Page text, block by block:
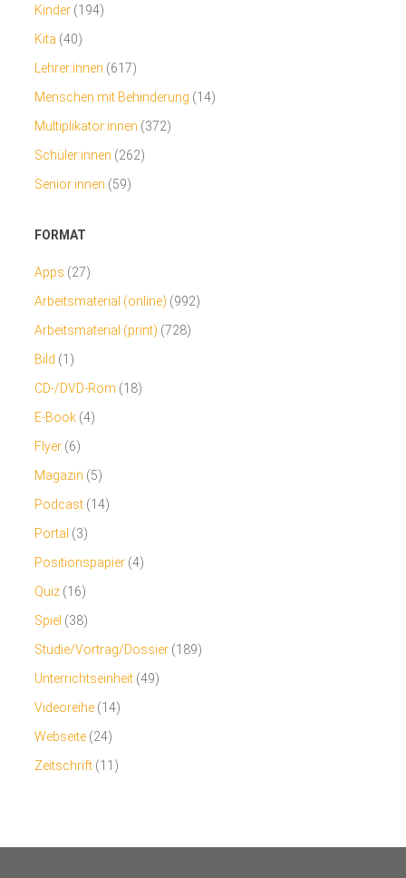
Kinder (194)
Kita (40)
Lehrer:innen (617)
Menschen mit Behinderung (14)
Multiplikator:innen (372)
Schüler:innen (262)
Senior:innen (59)
FORMAT
Apps (27)
Arbeitsmaterial (online) (992)
Arbeitsmaterial (print) (728)
Bild (1)
CD-/DVD-Rom (18)
E-Book (4)
Flyer (6)
Magazin (5)
Podcast (14)
Portal (3)
Positionspapier (4)
Quiz (16)
Spiel (38)
Studie/Vortrag/Dossier (189)
Unterrichtseinheit (49)
Videoreihe (14)
Webseite (24)
Zeitschrift (11)